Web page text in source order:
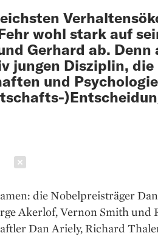
wohl stark auf
Gerhard ab. Denn
jungen Disziplin, die
und
die Nobelpreisträger
Akerlof, Vernon Smith und
Dan Ariely, Richard